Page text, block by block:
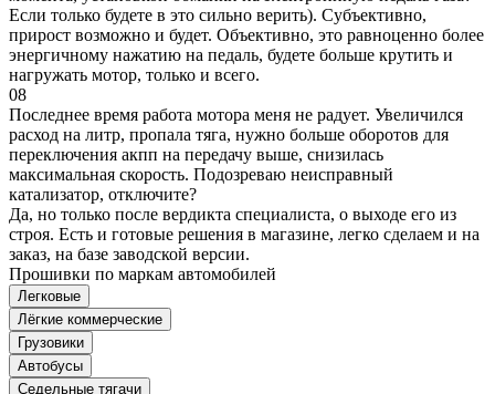
Если только будете в это сильно верить). Субъективно,
прирост возможно и будет. Объективно, это равноценно более
энергичному нажатию на педаль, будете больше крутить и
нагружать мотор, только и всего.
08
Последнее время работа мотора меня не радует. Увеличился
расход на литр, пропала тяга, нужно больше оборотов для
переключения акпп на передачу выше, снизилась
максимальная скорость. Подозреваю неисправный
катализатор, отключите?
Да, но только после вердикта специалиста, о выходе его из
строя. Есть и готовые решения в магазине, легко сделаем и на
заказ, на базе заводской версии.
Прошивки по маркам автомобилей
Легковые
Лёгкие коммерческие
Грузовики
Автобусы
Седельные тягачи